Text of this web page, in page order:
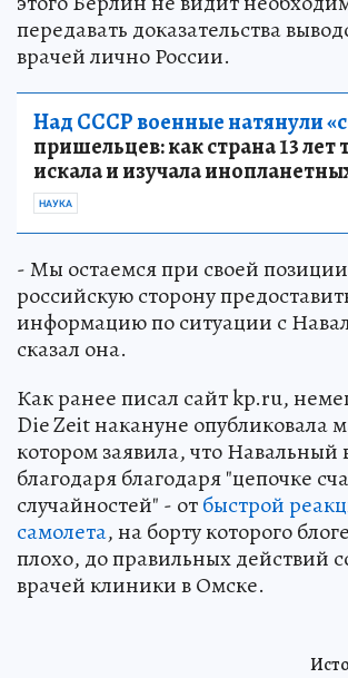
передавать доказательства
врачей лично России.
Над СССР военные натянули
пришельцев: как страна 13 лет
искала и изучала
НАУКА
- Мы остаемся при своей
российскую сторону
информацию по ситуации с
сказал она.
Как ранее писал сайт kp.ru,
Die Zeit накануне опубликовала
котором заявила, что
благодаря благодаря "цепочке
случайностей" - отбыстрой
самолета, на борту которого
плохо, до правильных действий
врачей клиники в Омске.